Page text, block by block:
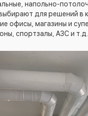
напольно-
для решений в
офисы, магазины и
спортзалы, АЗС и